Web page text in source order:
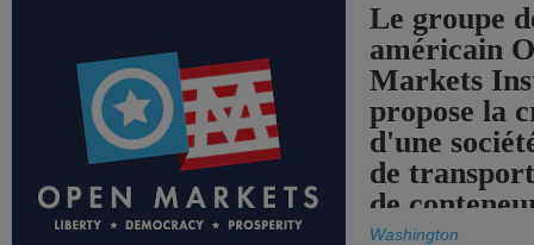
Le groupe
américain
Markets
propose la
d'une
de
de
Washington